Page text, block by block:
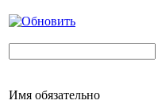
Имя обязательно